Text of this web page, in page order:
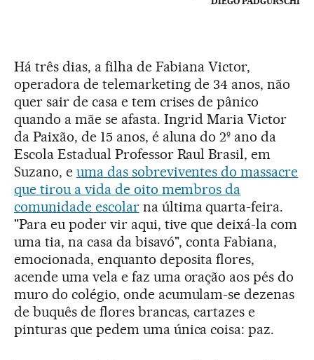
Há três dias, a filha de Fabiana Victor,
operadora de telemarketing de 34 anos, não
quer sair de casa e tem crises de pânico
quando a mãe se afasta. Ingrid Maria Victor
da Paixão, de 15 anos, é aluna do 2º ano da
Escola Estadual Professor Raul Brasil, em
Suzano, e uma das sobreviventes do massacre
que tirou a vida de oito membros da
comunidade escolarna última quarta-feira.
"Para eu poder vir aqui, tive que deixá-la com
uma tia, na casa da bisavó", conta Fabiana,
emocionada, enquanto deposita flores,
acende uma vela e faz uma oração aos pés do
muro do colégio, onde acumulam-se dezenas
de buquês de flores brancas, cartazes e
pinturas que pedem uma única coisa: paz.